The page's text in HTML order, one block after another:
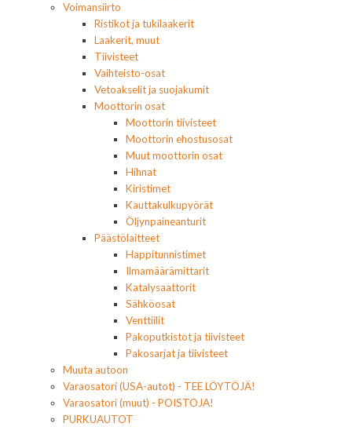
Voimansiirto
Ristikot ja tukilaakerit
Laakerit, muut
Tiivisteet
Vaihteisto-osat
Vetoakselit ja suojakumit
Moottorin osat
Moottorin tiivisteet
Moottorin ehostusosat
Muut moottorin osat
Hihnat
Kiristimet
Kauttakulkupyörät
Öljynpaineanturit
Päästölaitteet
Happitunnistimet
Ilmamäärämittarit
Katalysaattorit
Sähköosat
Venttiilit
Pakoputkistot ja tiivisteet
Pakosarjat ja tiivisteet
Muuta autoon
Varaosatori (USA-autot) - TEE LÖYTÖJÄ!
Varaosatori (muut) - POISTOJA!
PURKUAUTOT